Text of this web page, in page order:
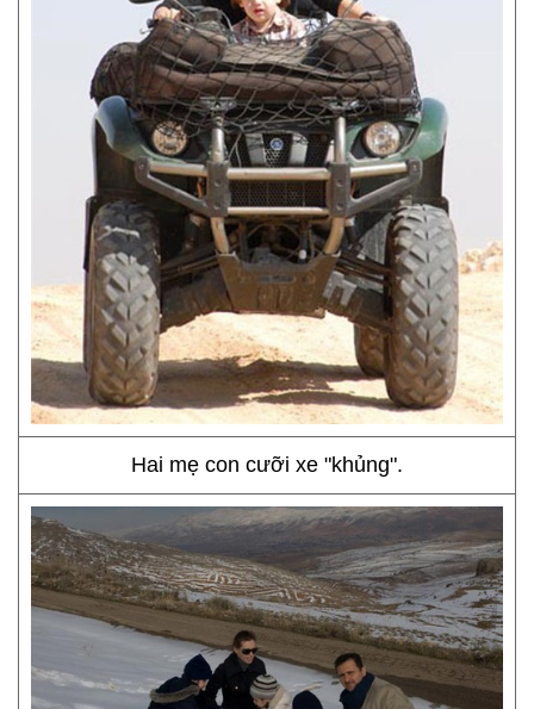
Hai mẹ con cưỡi xe "khủng".